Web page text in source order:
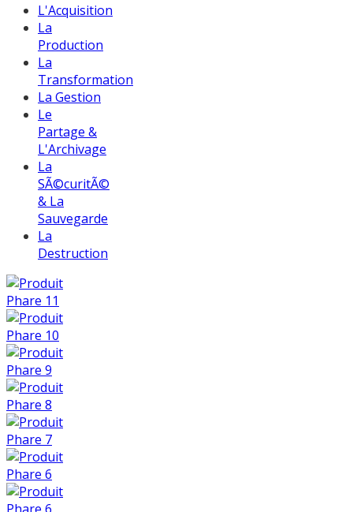
L'Acquisition
La
Production
La
Transformation
La Gestion
Le
Partage &
L'Archivage
La
SÃ©curitÃ©
& La
Sauvegarde
La
Destruction